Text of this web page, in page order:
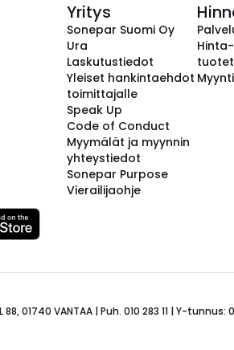
Yritys
Sonepar Suomi Oy
Ura
Laskutustiedot
Yleiset hankintaehdot
toimittajalle
Speak Up
Code of Conduct
Myymälät ja myynnin
yhteystiedot
Sonepar Purpose
Vierailijaohje
01740 VANTAA | Puh. 010 283 11 | Y-tunnus: